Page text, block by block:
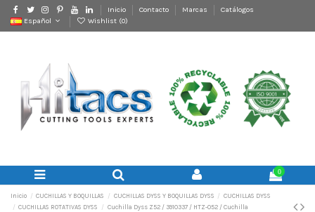
Inicio Contacto Marcas
Catálogos
Español
Wishlist (0)
0
Inicio CUCHILLAS Y BOQUILLAS CUCHILLAS DYSS Y BOQUILLAS DYSS
CUCHILLAS DYSS
CUCHILLAS ROTATIVAS DYSS
Cuchilla Dyss Z52 / 3910337 / HTZ-052 / Cuchilla